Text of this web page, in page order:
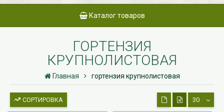
Каталог товаров
ГОРТЕНЗИЯ
КРУПНОЛИСТОВАЯ
Главная гортензия крупнолистовая
СОРТИРОВКА 30